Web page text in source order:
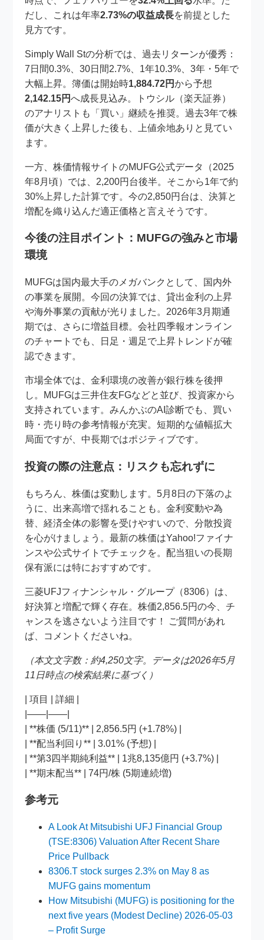
だし、これは年率2.73%の収益成長を前提とした
見方です。
Simply Wall Stの分析では、過去リターンが優秀：
7日間0.3%、30日間2.7%、1年10.3%、3年・5年で
大幅上昇。簿価は開始時1,884.72円から予想
2,142.15円へ成長見込み。トウシル（楽天証券）
のアナリストも「買い」継続を推奨。過去3年で株
価が大きく上昇した後も、上値余地ありと見てい
ます。
一方、株価情報サイトのMUFG公式データ（2025
年8月頃）では、2,200円台後半。そこから1年で約
30%上昇した計算です。今の2,850円台は、決算と
増配を織り込んだ適正価格と言えそうです。
今後の注目ポイント：MUFGの強みと市場
環境
MUFGは国内最大手のメガバンクとして、国内外
の事業を展開。今回の決算では、貸出金利の上昇
や海外事業の貢献が光りました。2026年3月期通
期では、さらに増益目標。会社四季報オンライン
のチャートでも、日足・週足で上昇トレンドが確
認できます。
市場全体では、金利環境の改善が銀行株を後押
し。MUFGは三井住友FGなどと並び、投資家から
支持されています。みんかぶのAI診断でも、買い
時・売り時の参考情報が充実。短期的な値幅拡大
局面ですが、中長期ではポジティブです。
投資の際の注意点：リスクも忘れずに
もちろん、株価は変動します。5月8日の下落のよ
うに、出来高増で揺れることも。金利変動や為
替、経済全体の影響を受けやすいので、分散投資
を心がけましょう。最新の株価はYahoo!ファイナ
ンスや公式サイトでチェックを。配当狙いの長期
保有派には特におすすめです。
三菱UFJフィナンシャル・グループ（8306）は、
好決算と増配で輝く存在。株価2,856.5円の今、チ
ャンスを逃さないよう注目です！ ご質問があれ
ば、コメントくださいね。
（本文文字数：約4,250文字。データは2026年5月
11日時点の検索結果に基づく）
| 項目 | 詳細 |
|——|——|
| **株価 (5/11)** | 2,856.5円 (+1.78%) |
| **配当利回り** | 3.01% (予想) |
| **第3四半期純利益** | 1兆8,135億円 (+3.7%) |
| **期末配当** | 74円/株 (5期連続増)
参考元
A Look At Mitsubishi UFJ Financial Group
(TSE:8306) Valuation After Recent Share
Price Pullback
8306.T stock surges 2.3% on May 8 as
MUFG gains momentum
How Mitsubishi (MUFG) is positioning for the
next five years (Modest Decline) 2026-05-03
– Profit Surge